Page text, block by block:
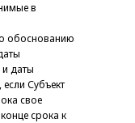
в
обоснованию
даты
Субъект
свое
срока к